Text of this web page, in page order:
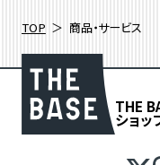
TOP 商品・サービス
THE
ショッ